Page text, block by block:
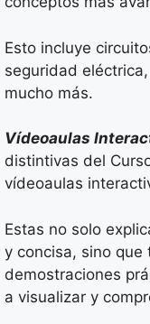
Esto incluye
seguridad
mucho más.
Vídeoaulas
distintivas del
vídeoaulas
Estas no solo
y concisa, sino
demostraciones
a visualizar y